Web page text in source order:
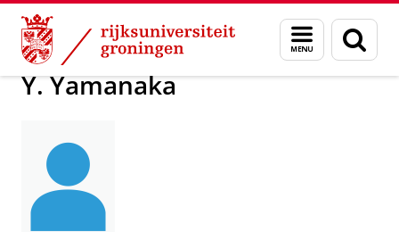
Skip
Content
Skip
Navigation
Menu
en
zoeken
Over ons Y. Yamanaka
Y. Yamanaka